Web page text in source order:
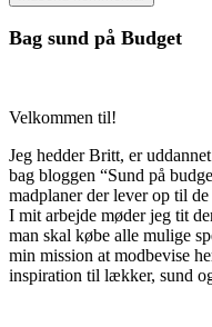
Bag sund på Budget
Velkommen til!
Jeg hedder Britt, er
bag bloggen “Sund på
madplaner der lever op til de
I mit arbejde møder jeg tit
man skal købe alle mulige
min mission at modbevise
inspiration til lækker, sund